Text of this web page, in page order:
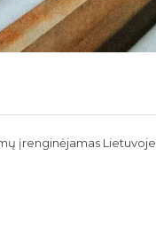
įrenginėjamas Lietuvoje.